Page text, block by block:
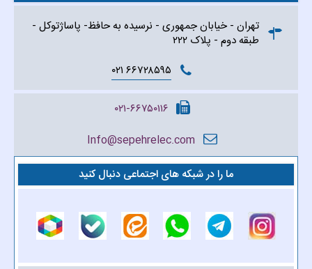
تهران - خیابان جمهوری - نرسیده به حافظ- پاساژتوکل -
طبقه دوم - پلاک ۲۲۲
۶۶۷۲۸۵۹۵ ۰۲۱
۰۲۱-۶۶۷۵۰۱۱۶
Info@sepehrelec.com
ما را در شبکه های اجتماعی دنبال کنید